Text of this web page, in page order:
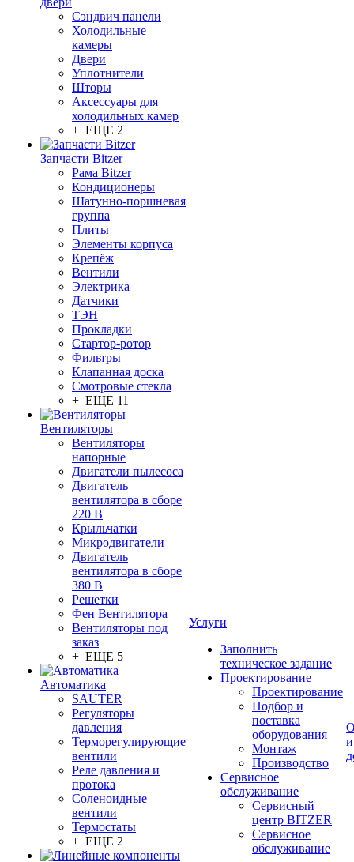
Сэндвич панели
Холодильные
камеры
Двери
Уплотнители
Шторы
Аксессуары для
холодильных камер
+ ЕЩЕ 2
Запчасти Bitzer
Рама Bitzer
Кондиционеры
Шатунно-поршневая
группа
Плиты
Элементы корпуса
Крепёж
Вентили
Электрика
Датчики
ТЭН
Прокладки
Стартор-ротор
Фильтры
Клапанная доска
Смотровые стекла
+ ЕЩЕ 11
Вентиляторы
Вентиляторы
напорные
Двигатели пылесоса
Двигатель
вентилятора в сборе
220 В
Крыльчатки
Микродвигатели
Двигатель
вентилятора в сборе
380 В
Решетки
Фен Вентилятора
Вентиляторы под
заказ
+ ЕЩЕ 5
Автоматика
SAUTER
Регуляторы
давления
Терморегулирующие
вентили
Реле давления и
протока
Соленоидные
вентили
Термостаты
+ ЕЩЕ 2
Услуги
Заполнить
техническое задание
Проектирование
Проектирование
Подбор и
поставка
оборудования
Монтаж
Производство
Сервисное
обслуживание
Сервисный
центр BITZER
Сервисное
обслуживание
и